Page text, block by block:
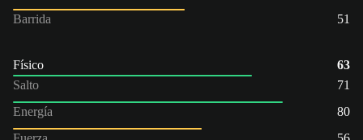
Barrida
51
Físico
63
Salto
71
Energía
80